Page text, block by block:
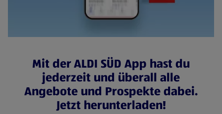
Mit der ALDI SÜD App hast du
jederzeit und überall alle
Angebote und Prospekte dabei.
Jetzt herunterladen!